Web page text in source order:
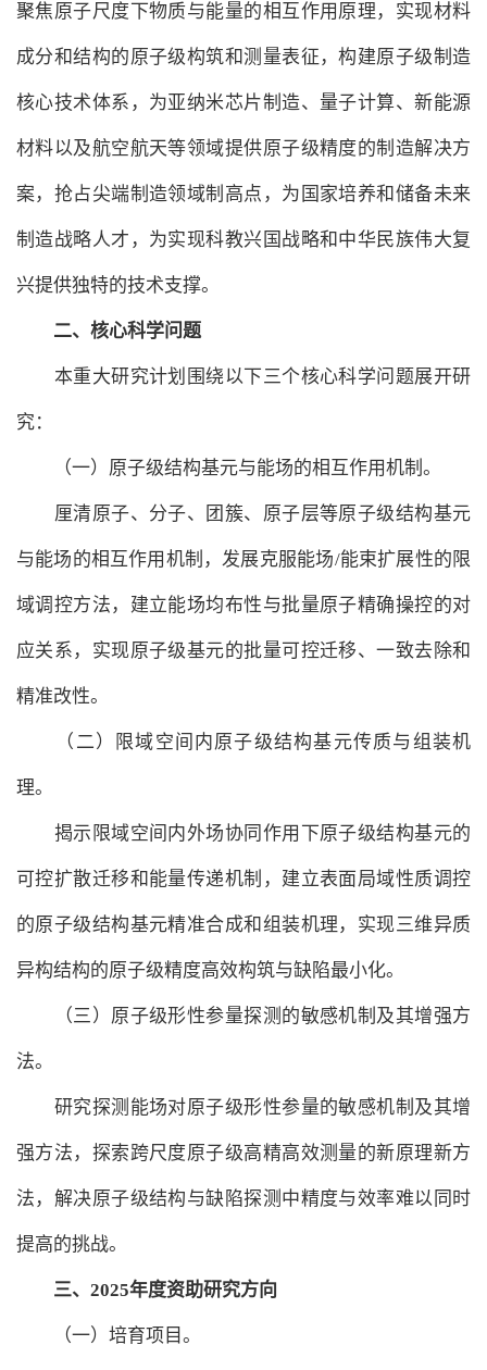
聚焦原子尺度下物质与能量的相互作用原理，实现材料
成分和结构的原子级构筑和测量表征，构建原子级制造
核心技术体系，为亚纳米芯片制造、量子计算、新能源
材料以及航空航天等领域提供原子级精度的制造解决方
案，抢占尖端制造领域制高点，为国家培养和储备未来
制造战略人才，为实现科教兴国战略和中华民族伟大复
兴提供独特的技术支撑。
二、核心科学问题
本重大研究计划围绕以下三个核心科学问题展开研
究：
（一）原子级结构基元与能场的相互作用机制。
厘清原子、分子、团簇、原子层等原子级结构基元
与能场的相互作用机制，发展克服能场/能束扩展性的限
域调控方法，建立能场均布性与批量原子精确操控的对
应关系，实现原子级基元的批量可控迁移、一致去除和
精准改性。
（二）限域空间内原子级结构基元传质与组装机
理。
揭示限域空间内外场协同作用下原子级结构基元的
可控扩散迁移和能量传递机制，建立表面局域性质调控
的原子级结构基元精准合成和组装机理，实现三维异质
异构结构的原子级精度高效构筑与缺陷最小化。
（三）原子级形性参量探测的敏感机制及其增强方
法。
研究探测能场对原子级形性参量的敏感机制及其增
强方法，探索跨尺度原子级高精高效测量的新原理新方
法，解决原子级结构与缺陷探测中精度与效率难以同时
提高的挑战。
三、2025年度资助研究方向
（一）培育项目。